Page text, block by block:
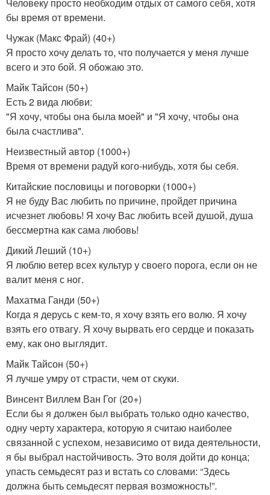
бы время от времени.
Чужак (Макс Фрай) (40+)
Я просто хочу делать то, что получается у меня лучше
всего и это бой. Я обожаю это.
Майк Тайсон (50+)
Есть 2 вида любви:
"Я хочу, чтобы она была моей" и "Я хочу, чтобы она
была счастлива".
Неизвестный автор (1000+)
Время от времени радуй кого-нибудь, хотя бы себя.
Китайские пословицы и поговорки (1000+)
Я не буду Вас любить по причине, пройдет причина
исчезнет любовь! Я хочу Вас любить всей душой, душа
бессмертна как сама любовь!
Дикий Леший (10+)
Я люблю ветер всех культур у своего порога, если он не
валит меня с ног.
Махатма Ганди (50+)
Когда я дерусь с кем-то, я хочу взять его волю. Я хочу
взять его отвагу. Я хочу вырвать его сердце и показать
ему, как оно выглядит.
Майк Тайсон (50+)
Я лучше умру от страсти, чем от скуки.
Винсент Виллем Ван Гог (20+)
Если бы я должен был выбрать только одно качество,
одну черту характера, которую я считаю наиболее
связанной с успехом, независимо от вида деятельности,
я бы выбрал настойчивость. Это воля дойти до конца;
упасть семьдесят раз и встать со словами: “Здесь
должна быть семьдесят первая возможность!”.